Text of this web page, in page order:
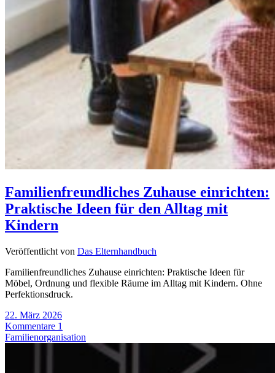
Familienfreundliches Zuhause einrichten:
Praktische Ideen für den Alltag mit
Kindern
Veröffentlicht von Das Elternhandbuch
Familienfreundliches Zuhause einrichten: Praktische Ideen für
Möbel, Ordnung und flexible Räume im Alltag mit Kindern. Ohne
Perfektionsdruck.
22. März 2026
Kommentare 1
Familienorganisation